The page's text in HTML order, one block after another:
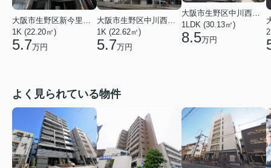
大阪市生野区新今里３丁目
1K (22.20㎡)
5.7万円
大阪市生野区中川西３丁目
1K (22.62㎡)
5.7万円
大阪市生野区中川西１丁目
1LDK (30.13㎡)
8.5万円
よく見られている物件